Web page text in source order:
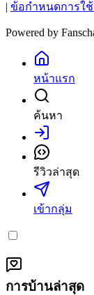
ข้อกำหนดการใ
Powered by
หน้าแรก
ค้นหา
เข้าสู่ระบบ
รีวิวล่าสุด
เข้ากลุ่ม
การบ้านล่าสุด